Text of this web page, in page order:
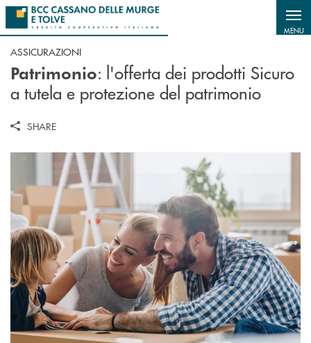
Salta al contenuto principale
MENU
ASSICURAZIONI
Patrimonio: l'offerta dei prodotti Sicuro
a tutela e protezione del patrimonio
SHARE